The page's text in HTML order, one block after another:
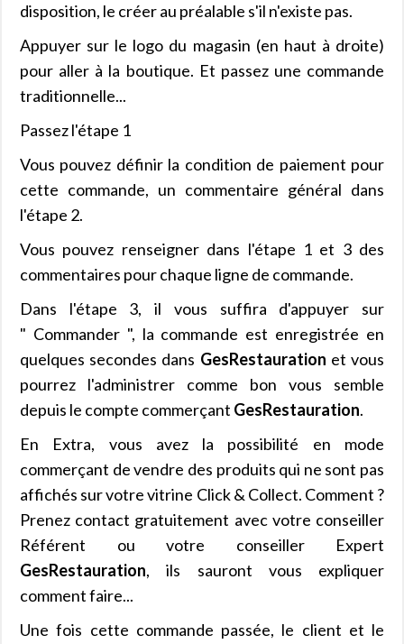
disposition, le créer au préalable s'il n'existe pas.
Appuyer sur le logo du magasin (en haut à droite)
pour aller à la boutique. Et passez une commande
traditionnelle...
Passez l'étape 1
Vous pouvez définir la condition de paiement pour
cette commande, un commentaire général dans
l'étape 2.
Vous pouvez renseigner dans l'étape 1 et 3 des
commentaires pour chaque ligne de commande.
Dans l'étape 3, il vous suffira d'appuyer sur
" Commander ", la commande est enregistrée en
quelques secondes dans GesRestauration et vous
pourrez l'administrer comme bon vous semble
depuis le compte commerçant GesRestauration.
En Extra, vous avez la possibilité en mode
commerçant de vendre des produits qui ne sont pas
affichés sur votre vitrine Click & Collect. Comment ?
Prenez contact gratuitement avec votre conseiller
Référent ou votre conseiller Expert
GesRestauration, ils sauront vous expliquer
comment faire...
Une fois cette commande passée, le client et le